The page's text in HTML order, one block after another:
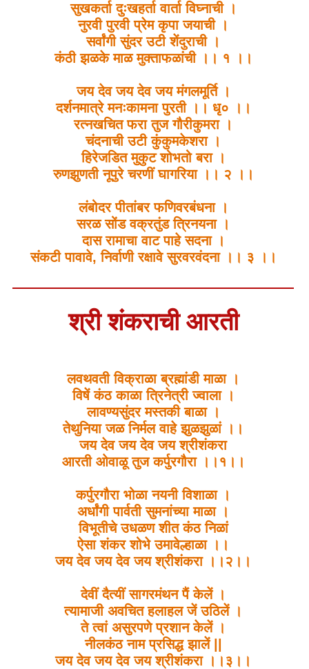
सुखकर्ता दुःखहर्ता वार्ता विघ्नाची ।
नुरवी पुरवी प्रेम कृपा जयाची ।
सर्वांगी सुंदर उटी शेंदुराची ।
कंठी झळके माळ मुक्ताफळांची ।। १ ।।
जय देव जय देव जय मंगलमूर्ति ।
दर्शनमात्रे मनःकामना पुरती ।। धृ० ।।
रत्नखचित फरा तुज गौरीकुमरा ।
चंदनाची उटी कुंकुमकेशरा ।
हिरेजडित मुकुट शोभतो बरा ।
रुणझुणती नूपुरे चरणीं घागरिया ।। २ ।।
लंबोदर पीतांबर फणिवरबंधना ।
सरळ सोंड वक्रतुंड त्रिनयना ।
दास रामाचा वाट पाहे सदना ।
संकटी पावावे, निर्वाणी रक्षावे सुरवरवंदना ।। ३ ।।
श्री शंकराची आरती
लवथवती विक्राळा ब्रह्मांडी माळा ।
विषें कंठ काळा त्रिनेत्री ज्वाला ।
लावण्यसुंदर मस्तकी बाळा ।
तेथुनिया जळ निर्मल वाहे झुळझुळां ।।
जय देव जय देव जय श्रीशंकरा
आरती ओवाळू तुज कर्पुरगौरा ।।१।।
कर्पुरगौरा भोळा नयनी विशाळा ।
अर्धांगी पार्वती सुमनांच्या माळा ।
विभूतीचे उधळण शीत कंठ निळां
ऐसा शंकर शोभे उमावेल्हाळा ।।
जय देव जय देव जय श्रीशंकरा ।।२।।
देवीं दैत्यीं सागरमंथन पैं केलें ।
त्यामाजी अवचित हलाहल जें उठिलें ।
ते त्वां असुरपणे प्रशान केलें ।
नीलकंठ नाम प्रसिद्ध झालें ||
जय देव जय देव जय श्रीशंकरा ।।३।।